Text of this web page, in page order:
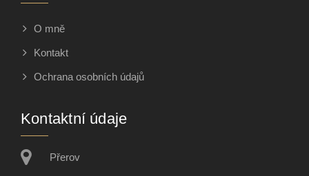
O mně
Kontakt
Ochrana osobních údajů
Kontaktní údaje
Přerov